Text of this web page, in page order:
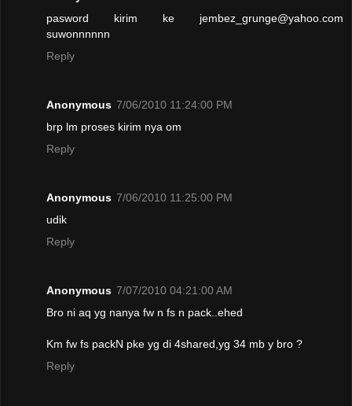
pasword kirim ke jembez_grunge@yahoo.com
suwonnnnnn
Reply
Anonymous 7/06/2010 11:24:00 PM
brp lm proses kirim nya om
Reply
Anonymous 7/06/2010 11:25:00 PM
udik
Reply
Anonymous 7/07/2010 04:21:00 AM
Bro ni aq yg nanya fw n fs n pack..ehed
Km fw fs packN pke yg di 4shared,yg 34 mb y bro ?
Reply